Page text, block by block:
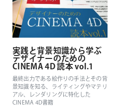
実践と背景知識から学ぶ
デザイナーのための
CINEMA 4D 読本 vol.1
最終出力である絵作りの手法とその背
景知識を知る、ライティングやマテリ
アル、レンダリングに特化した
CINEMA 4D書籍